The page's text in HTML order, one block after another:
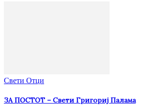
Свети Отци
ЗА ПОСТОТ – Свети Григориј Палама